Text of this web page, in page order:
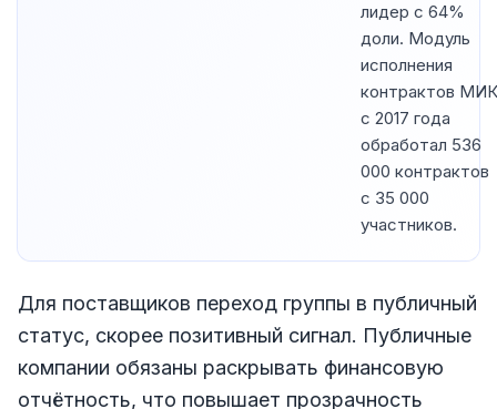
лидер с 64%
доли. Модуль
исполнения
контрактов МИК
с 2017 года
обработал 536
000 контрактов
с 35 000
участников.
Для поставщиков переход группы в публичный
статус, скорее позитивный сигнал. Публичные
компании обязаны раскрывать финансовую
отчётность, что повышает прозрачность